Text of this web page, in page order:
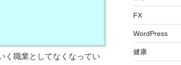
く職業としてなくなってい
FX
WordPress
健康